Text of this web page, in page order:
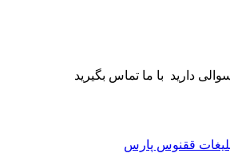
دارید با ما تماس بگیرید
ققنوس پارس